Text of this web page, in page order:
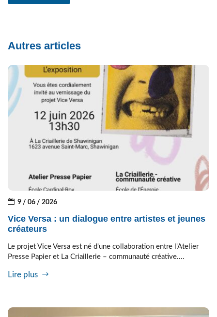
Autres articles
9 / 06 / 2026
Vice Versa : un dialogue entre artistes et jeunes
créateurs
Le projet Vice Versa est né d'une collaboration entre l'Atelier
Presse Papier et La Criaillerie – communauté créative....
Lire plus